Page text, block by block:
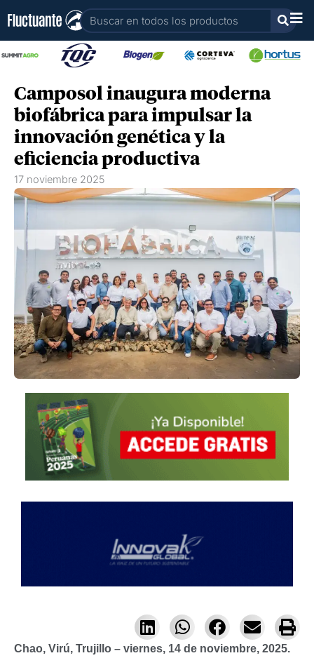
contenido
Buscar
Camposol inaugura moderna
biofábrica para impulsar la
innovación genética y la
eficiencia productiva
17 noviembre 2025
Chao, Virú, Trujillo – viernes, 14 de noviembre, 2025.